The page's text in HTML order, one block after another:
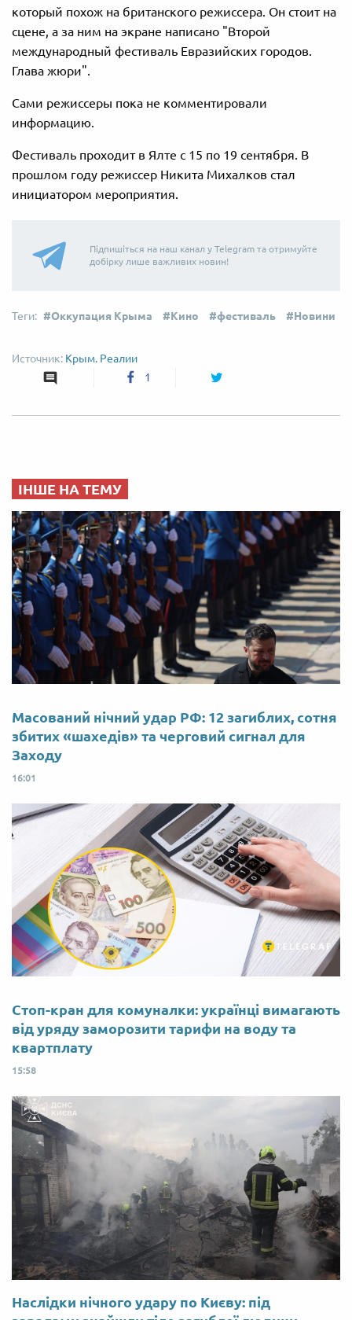
который похож на британского режиссера. Он стоит на
сцене, а за ним на экране написано "Второй
международный фестиваль Евразийских городов.
Глава жюри".
Сами режиссеры пока не комментировали
информацию.
Фестиваль проходит в Ялте с 15 по 19 сентября. В
прошлом году режиссер Никита Михалков стал
инициатором мероприятия.
Підпишіться на наш канал у Telegram та отримуйте
добірку лише важливих новин!
Оккупация Крыма Кино фестиваль Новини
Крым. Реалии
1
ІНШЕ НА ТЕМУ
Масований нічний удар РФ: 12 загиблих, сотня
збитих «шахедів» та черговий сигнал для
Заходу
16:01
Стоп-кран для комуналки: українці вимагають
від уряду заморозити тарифи на воду та
квартплату
15:58
Наслідки нічного удару по Києву: під